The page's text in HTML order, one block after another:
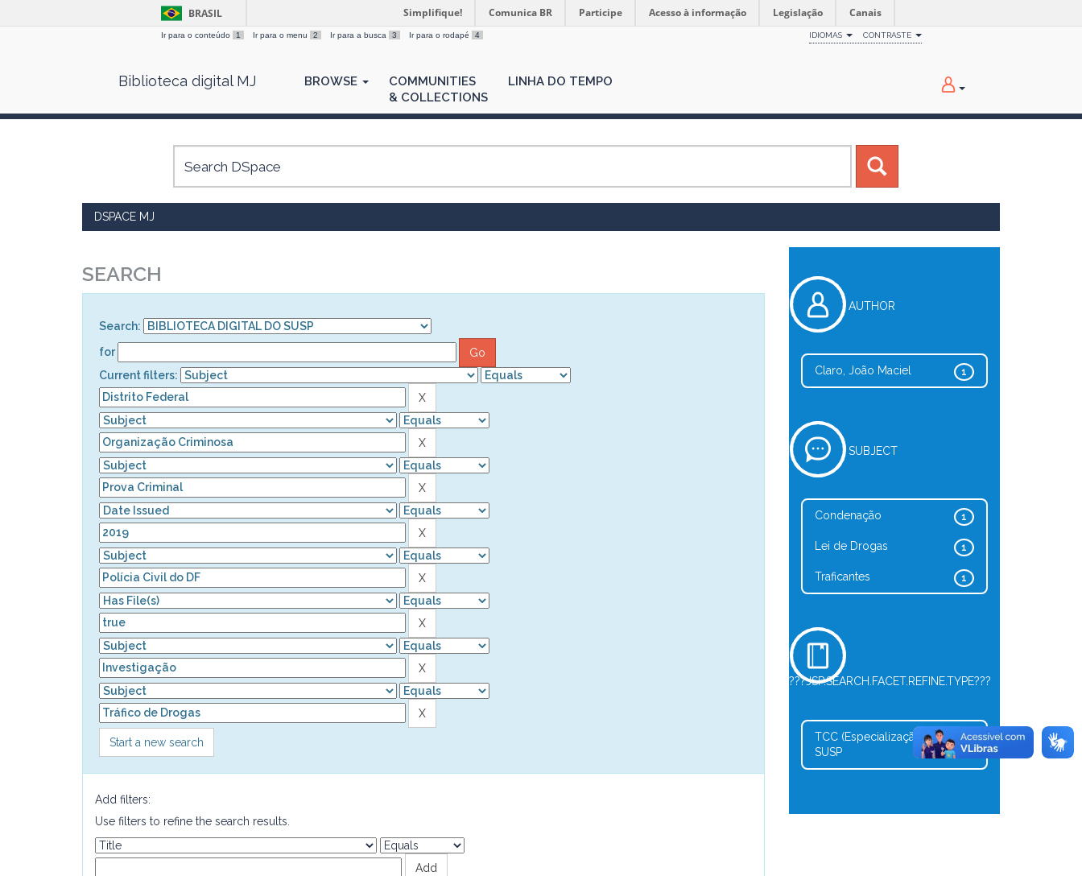
BRASIL Simplifique! Comunica BR Participe Acesso à informação Legislação Canais
Ir para o conteúdo 1 Ir para o menu 2 Ir para a busca 3 Ir para o rodapé 4 IDIOMAS CONTRASTE
Biblioteca digital MJ BROWSE
COMMUNITIES
& COLLECTIONS
LINHA DO TEMPO
DSPACE MJ
SEARCH
Search:
for
Current filters:
Start a new search
Add filters:
Use filters to refine the search results.
AUTHOR
1
Claro, João Maciel
SUBJECT
1
Condenação
1
Lei de Drogas
1
Traficantes
???JSP.SEARCH.FACET.REFINE.TYPE???
1
TCC (Especialização) -
SUSP